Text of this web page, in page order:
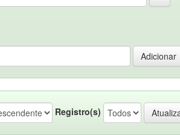
Registro(s)